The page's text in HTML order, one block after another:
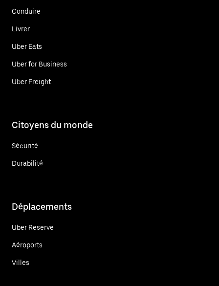
Conduire
Livrer
Uber Eats
Uber for Business
Uber Freight
Citoyens du monde
Sécurité
Durabilité
Déplacements
Uber Reserve
Aéroports
Villes